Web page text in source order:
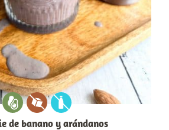
de banano y arándanos